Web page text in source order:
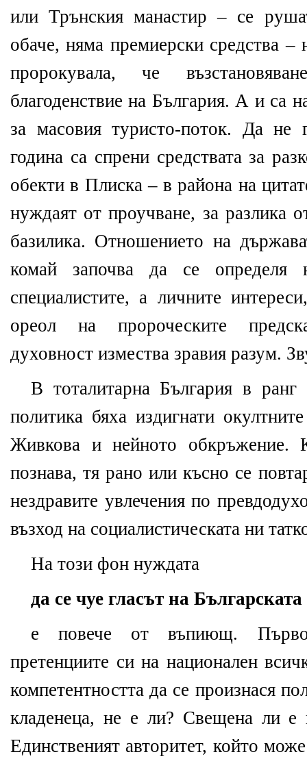
или Трънския манастир – се
обаче, няма премиерски средства –
пророкувала, че
благоденствие на България. А и са
за масовия туристо-поток. Да не
година са спрени средствата за
обекти в Плиска – в района на
нуждаят от проучване, за разлика
базилика. Отношението на
комай започва да се определя
специалистите, а личните
ореол на пророческите
духовност измества зравия разум.
В тоталитарна България в
политика бяха издигнати
Живкова и нейното обкръжение.
познава, тя рано или късно се
нездравите увлечения по
възход на социалистическата ни
На този фон нуждата
да се чуе гласът на
е повече от въпиющ.
претенциите си на национален
компетентността да се произнася
кладенеца, не е ли? Свещена ли е
Единственият авторитет, който